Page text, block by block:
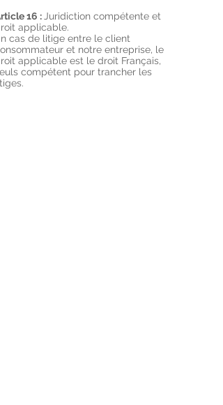
16 : Juridiction compétente et
applicable.
cas de litige entre le client
et notre entreprise, le
applicable est le droit Français,
compétent pour trancher les